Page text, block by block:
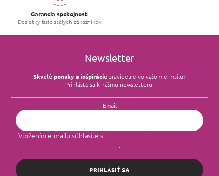
Garancia spokojnosti
Desiatky tisíc stálych zákazníkov
Newsletter
Skvelé ponuky a inšpirácie pravidelne vo vašom e‑mailu?
Prihláste sa k nášmu newsletteru.
Email
Vložením e-mailu súhlasíte s
.
PRIHLÁSIŤ SA